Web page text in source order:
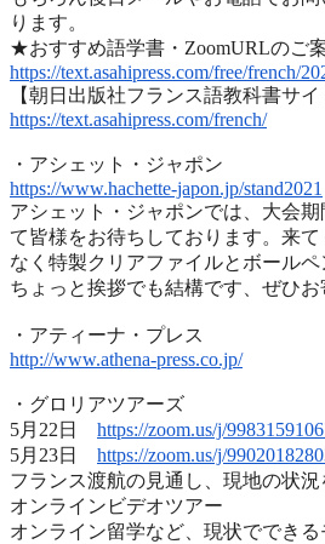
ります。
★おすすめ語学書・ZoomURLの
https://text.asahipress.com/free/french/
【朝日出版社フランス語教科書サ
https://text.asahipress.com/french/
・アシェット・ジャポン
https://www.hachette-japon.jp/stand2021
アシェット・ジャポンでは、 大会期
て皆様をお待ちしております。 来て
なく特製クリアファイルとボールペ
ちょっと挨拶でも結構です、ぜひお
・アティーナ・プレス
http://www.athena-press.co.jp/
・グロリアツアーズ
5月22日 https://zoom.us/j/
5月23日 https://zoom.us/j/
フランス渡航の見通し、現地の状況
オンラインビデオツアー
オンライン留学など、 現状ででき